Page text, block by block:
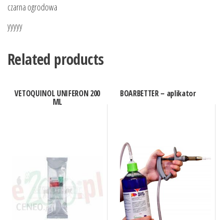
czarna ogrodowa
yyyyy
Related products
VETOQUINOL UNIFERON 200
ML
BOARBETTER – aplikator